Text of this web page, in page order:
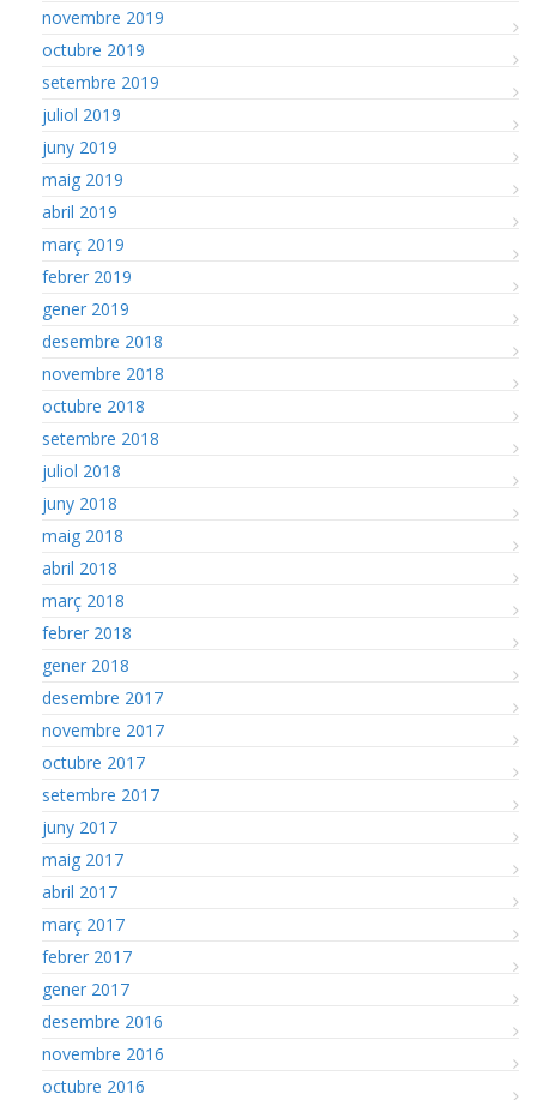
novembre 2019
octubre 2019
setembre 2019
juliol 2019
juny 2019
maig 2019
abril 2019
març 2019
febrer 2019
gener 2019
desembre 2018
novembre 2018
octubre 2018
setembre 2018
juliol 2018
juny 2018
maig 2018
abril 2018
març 2018
febrer 2018
gener 2018
desembre 2017
novembre 2017
octubre 2017
setembre 2017
juny 2017
maig 2017
abril 2017
març 2017
febrer 2017
gener 2017
desembre 2016
novembre 2016
octubre 2016